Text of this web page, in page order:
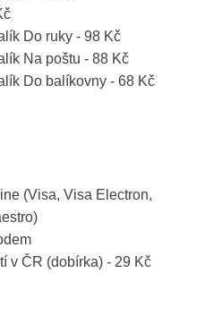
Do ruky - 98 Kč
Na poštu - 88 Kč
Do balíkovny - 68 Kč
(Visa, Visa Electron,
v ČR (dobírka) - 29 Kč